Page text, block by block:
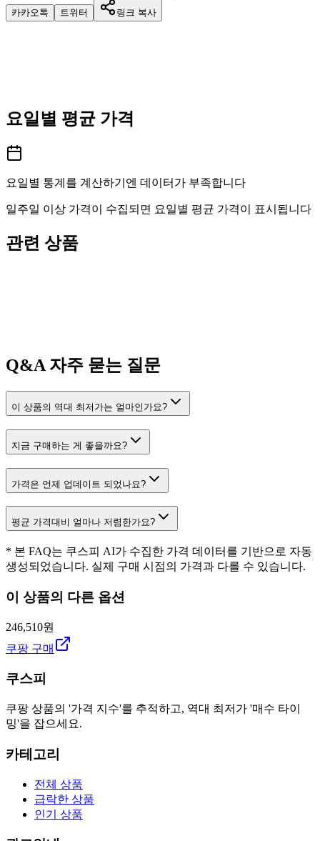
카카오톡 트위터 링크 복사
요일별 평균 가격
요일별 통계를 계산하기엔 데이터가 부족합니다
일주일 이상 가격이 수집되면 요일별 평균 가격이 표시됩니다
관련 상품
Q&A자주 묻는 질문
이 상품의 역대 최저가는 얼마인가요?
지금 구매하는 게 좋을까요?
가격은 언제 업데이트 되었나요?
평균 가격대비 얼마나 저렴한가요?
* 본 FAQ는 쿠스피 AI가 수집한 가격 데이터를 기반으로 자동
생성되었습니다. 실제 구매 시점의 가격과 다를 수 있습니다.
이 상품의 다른 옵션
246,510원
쿠팡 구매
쿠스피
쿠팡 상품의 '가격 지수'를 추적하고, 역대 최저가 '매수 타이
밍'을 잡으세요.
카테고리
전체 상품
급락한 상품
인기 상품